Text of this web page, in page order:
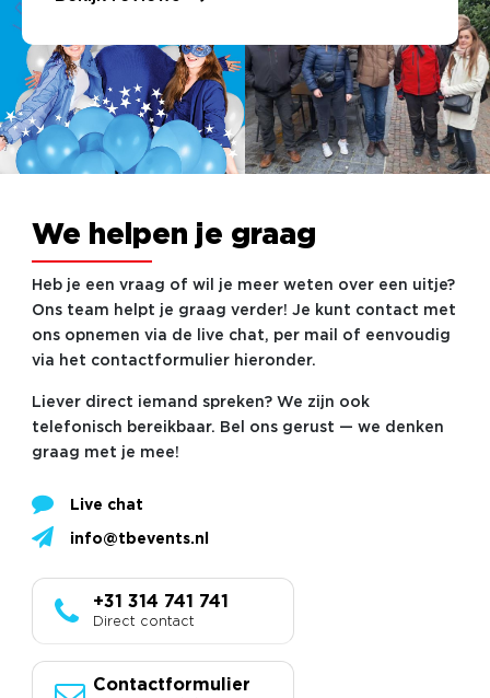
We helpen je graag
Heb je een vraag of wil je meer weten over een uitje?
Ons team helpt je graag verder! Je kunt contact met
ons opnemen via de live chat, per mail of eenvoudig
via het contactformulier hieronder.
Liever direct iemand spreken? We zijn ook
telefonisch bereikbaar. Bel ons gerust — we denken
graag met je mee!
Live chat
info@tbevents.nl
+31 314 741 741
Direct contact
Contactformulier